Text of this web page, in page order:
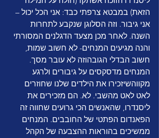
הזאת) במבטא צרפתי כבד: אני הכל יכול –
אני גיבור. וזה הסלוגן שנקבע לתחרות
השנה. לאחר מכן מצעד הדגלנים המסורתי
והנה מגיעים המנחים- לא חשוב שמות,
חשוב הבדלי הגובהוזה לא עובר מסך.
המנחים מדסקסים על גיבורים ולרגע
מקווהשיזכירו את הילדים שלנו שחוזרים
לאט לאט מהשבי. לא. הם מזכירים את
ליסנדרו, שהאנשים הכי גרועים שחווה זה
הפאנדום הפתטי של החובבים. המנחים
ממשיכים בהוראות ההצבעה של הקהל